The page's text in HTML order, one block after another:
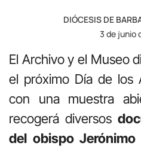
DIÓCESIS DE
3 de junio
El Archivo y el Museo
el próximo Día de los
con una muestra
recogerá diversos
del obispo